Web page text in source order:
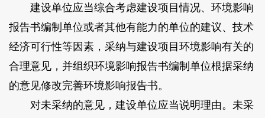
建设单位应当综合考虑建设项目情况、环境影响
报告书编制单位或者其他有能力的单位的建议、技术
经济可行性等因素，采纳与建设项目环境影响有关的
合理意见，并组织环境影响报告书编制单位根据采纳
的意见修改完善环境影响报告书。
对未采纳的意见，建设单位应当说明理由。未采